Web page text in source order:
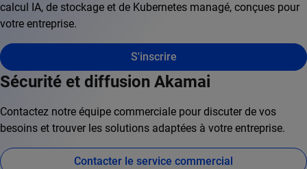
calcul IA, de stockage et de Kubernetes managé, conçues pour
votre entreprise.
S'inscrire
Sécurité et diffusion Akamai
Contactez notre équipe commerciale pour discuter de vos
besoins et trouver les solutions adaptées à votre entreprise.
Contacter le service commercial